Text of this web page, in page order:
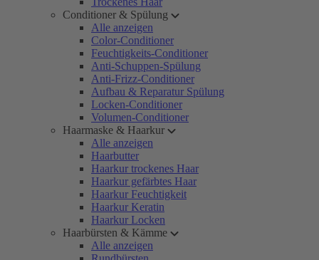
Conditioner & Spülung
Alle anzeigen
Color-Conditioner
Feuchtigkeits-Conditioner
Anti-Schuppen-Spülung
Anti-Frizz-Conditioner
Aufbau & Reparatur Spülung
Locken-Conditioner
Volumen-Conditioner
Haarmaske & Haarkur
Alle anzeigen
Haarbutter
Haarkur trockenes Haar
Haarkur gefärbtes Haar
Haarkur Feuchtigkeit
Haarkur Keratin
Haarkur Locken
Haarbürsten & Kämme
Alle anzeigen